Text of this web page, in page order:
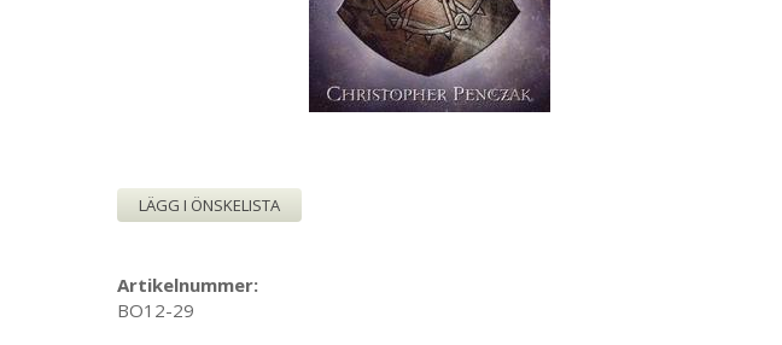
LÄGG I ÖNSKELISTA
Artikelnummer:
BO12-29